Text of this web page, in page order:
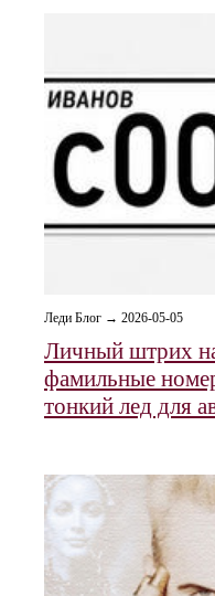
Леди Блог → 2026-05-05
Личный штрих
фамильные
тонкий лед для